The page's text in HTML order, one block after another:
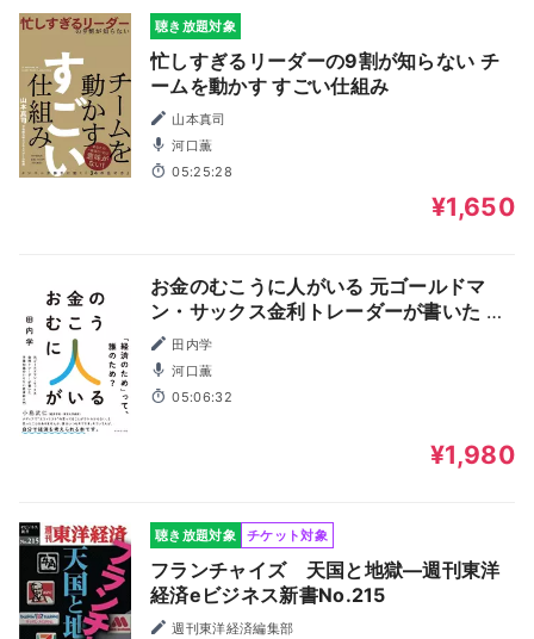
聴き放題対象
忙しすぎるリーダーの9割が知らない チ
ームを動かす すごい仕組み
山本真司
河口薫
05:25:28
¥1,650
お金のむこうに人がいる 元ゴールドマ
ン・サックス金利トレーダーが書いた 予
備知識のいらない経済新入門
田内学
河口薫
05:06:32
¥1,980
聴き放題対象 チケット対象
フランチャイズ 天国と地獄―週刊東洋
経済eビジネス新書No.215
週刊東洋経済編集部